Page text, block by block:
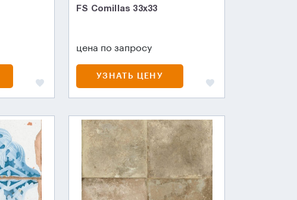
FS Comillas 33x33
цена по запросу
УЗНАТЬ ЦЕНУ